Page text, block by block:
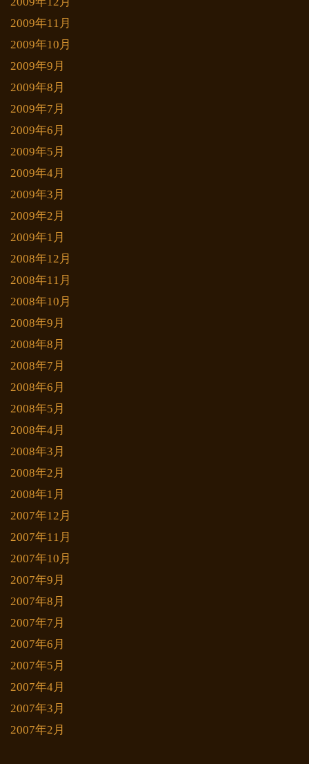
2009年11月
2009年10月
2009年9月
2009年8月
2009年7月
2009年6月
2009年5月
2009年4月
2009年3月
2009年2月
2009年1月
2008年12月
2008年11月
2008年10月
2008年9月
2008年8月
2008年7月
2008年6月
2008年5月
2008年4月
2008年3月
2008年2月
2008年1月
2007年12月
2007年11月
2007年10月
2007年9月
2007年8月
2007年7月
2007年6月
2007年5月
2007年4月
2007年3月
2007年2月